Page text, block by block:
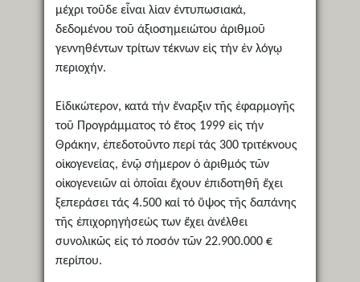
μέχρι τοῦδε εἶναι λίαν ἐντυπωσιακά,
δεδομένου τοῦ ἀξιοσημειώτου ἀριθμοῦ
γεννηθέντων τρίτων τέκνων εἰς τήν ἐν λόγῳ
περιοχήν.
Εἰδικώτερον, κατά τήν ἔναρξιν τῆς ἐφαρμογῆς
τοῦ Προγράμματος τό ἔτος 1999 εἰς τήν
Θράκην, ἐπεδοτοῦντο περί τάς 300 τριτέκνους
οἰκογενείας, ἐνῷ σήμερον ὁ ἀριθμός τῶν
οἰκογενειῶν αἱ ὁποῖαι ἔχουν ἐπιδοτηθῆ ἔχει
ξεπεράσει τάς 4.500 καί τό ὕψος τῆς δαπάνης
τῆς ἐπιχορηγήσεώς των ἔχει ἀνέλθει
συνολικῶς εἰς τό ποσόν τῶν 22.900.000 €
περίπου.